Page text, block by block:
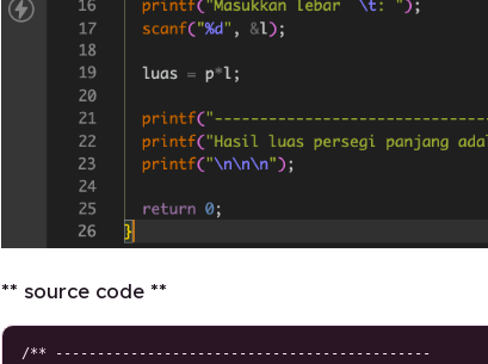
** source code **
/** ---------------------------------------------